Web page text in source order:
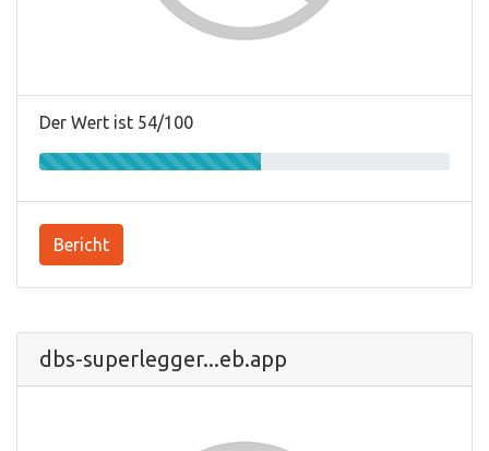
Der Wert ist 54/100
Bericht
dbs-superlegger...eb.app